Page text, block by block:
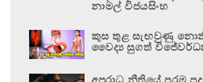
නාමල් විජයසිංහ
කුස තුළ සැඟවුණු
වෛද්‍ය සුගත්